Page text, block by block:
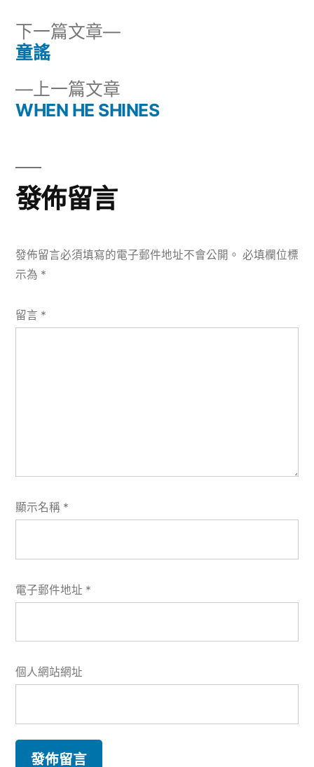
文
章
覽
上一篇文章
一
WHEN HE SHINES
下一篇文章
下
章:
童謠
發佈留言
發佈留言必須填寫的電子郵件地址不會公開。 必填欄位標
示為 *
留言 *
顯示名稱 *
電子郵件地址 *
個人網站網址